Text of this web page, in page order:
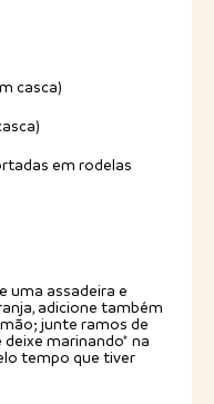
casca)
em rodelas
uma assadeira e
adicione também
junte ramos de
marinando* na
tempo que tiver